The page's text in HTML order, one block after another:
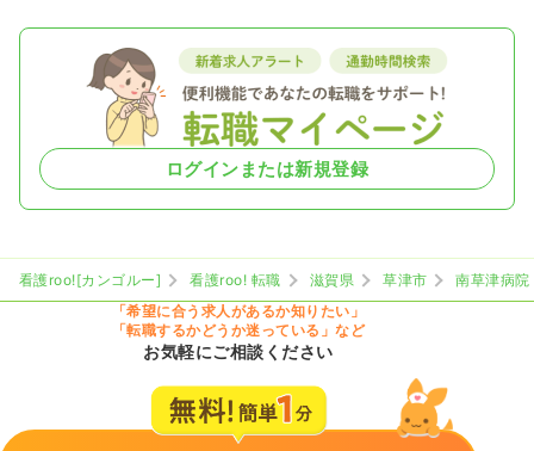
ログインまたは新規登録
看護roo![カンゴルー] 看護roo! 転職 滋賀県 草津市
南草津病院
「希望に合う求人があるか知りたい」
「転職するかどうか迷っている」など
お気軽にご相談ください